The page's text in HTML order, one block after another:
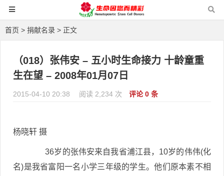
首页 > 捐献名录 > 正文
（018）张伟安 – 五小时生命接力 十龄童重
生在望 – 2008年01月07日
2015-04-10 20:38 阅读 2,234 次 评论 0 条
杨晓轩 摄
36岁的张伟安来自我省浦江县，10岁的伟伟(化
名)是我省富阳一名小学三年级的学生。他们原本素不相